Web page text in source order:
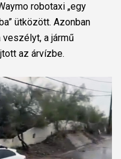
robotaxi „egy
ütközött. Azonban
a jármű
az árvízbe.